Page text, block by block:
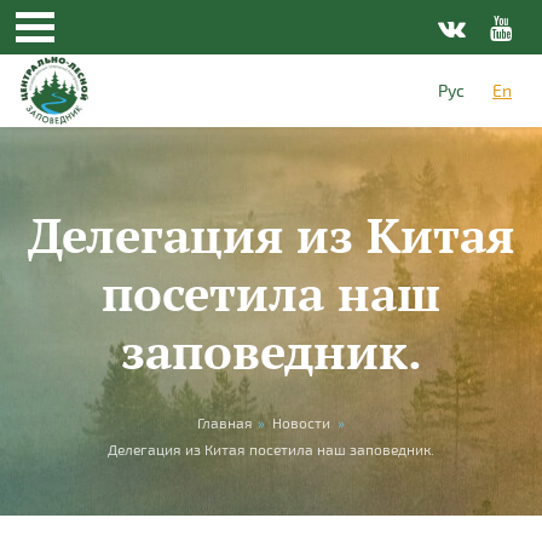
Skip to main content
Рус
En
Делегация из Китая
посетила наш
заповедник.
You are here
Главная » Новости »
Делегация из Китая посетила наш заповедник.